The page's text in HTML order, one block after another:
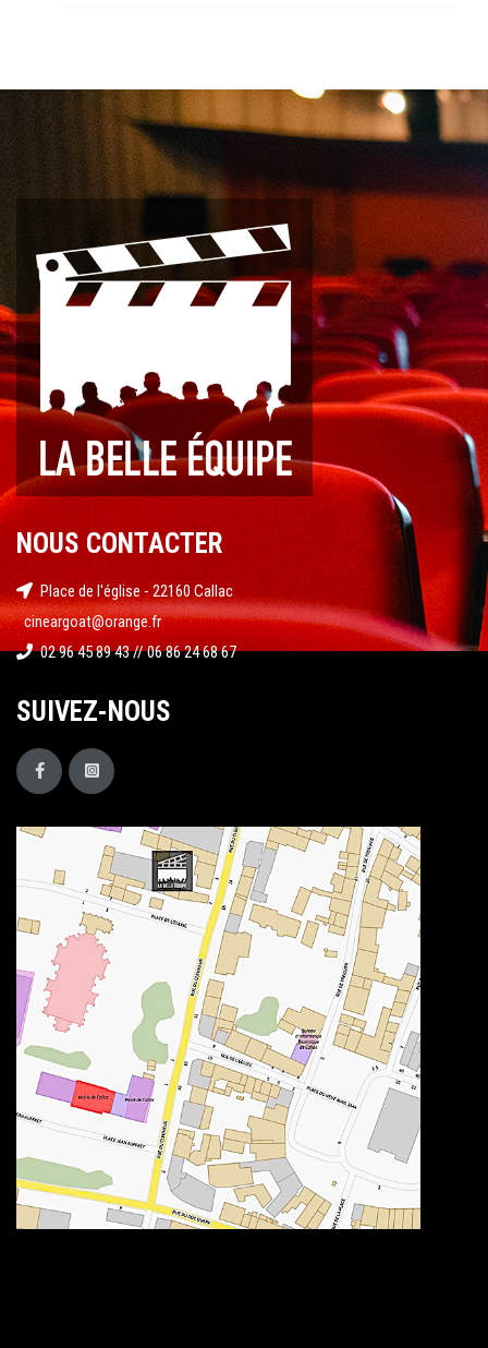
NOUS CONTACTER
Place de l'église - 22160 Callac
cineargoat@orange.fr
02 96 45 89 43 // 06 86 24 68 67
SUIVEZ-NOUS